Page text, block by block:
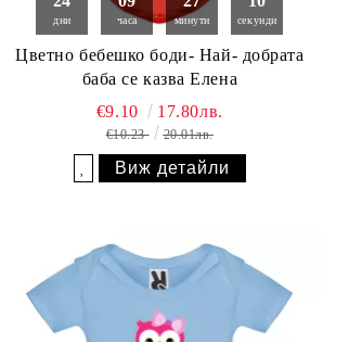
дни часа минути секунди
Цветно бебешко боди- Най- добрата
баба се казва Елена
€9.10
17.80лв.
€10.23 20.01лв.
Виж детайли